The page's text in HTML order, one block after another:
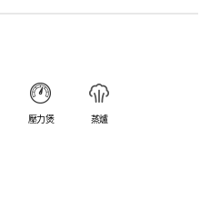
。
壓力煲 蒸爐